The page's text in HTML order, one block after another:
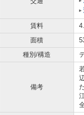
賃料
面積
種別/構造
備考